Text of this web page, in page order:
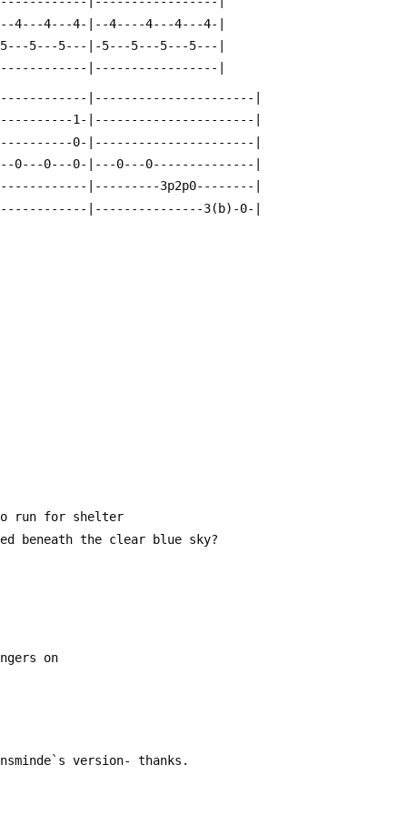
4---4---4-|--4----4---4---4-|
5---5---|-5---5---5---5---|
|-----------------|
|----------------------|
1-|----------------------|
0-|----------------------|
0---0---0-|---0---0--------------|
|---------3p2p0--------|
|---------------3(b)-0-|
run for shelter
beneath the clear blue sky?
on
version- thanks.